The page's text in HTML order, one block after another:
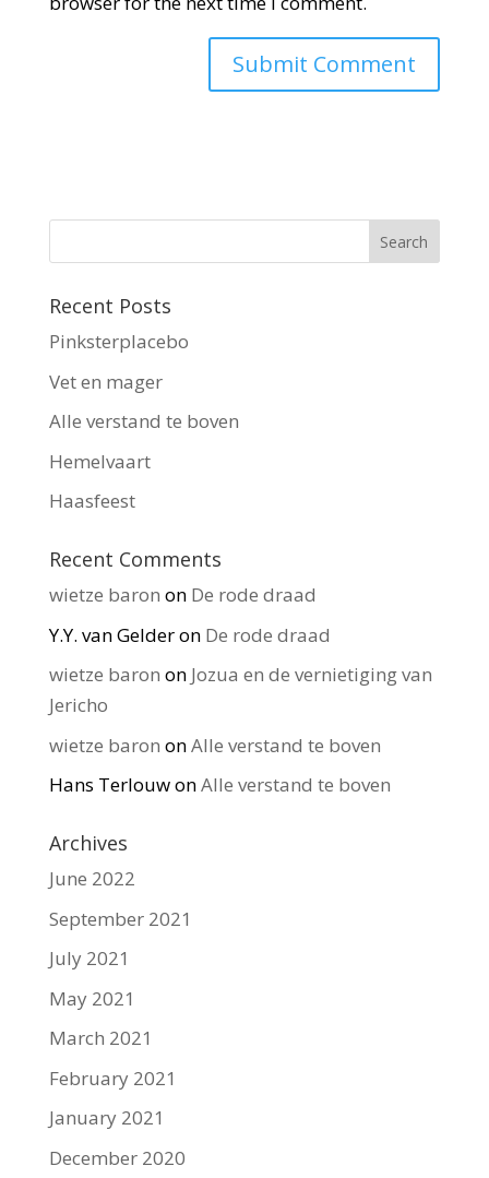
Recent Posts
Pinksterplacebo
Vet en mager
Alle verstand te boven
Hemelvaart
Haasfeest
Recent Comments
wietze baron on De rode draad
Y.Y. van Gelderon De rode draad
wietze baron on Jozua en de vernietiging van
Jericho
wietze baron onAlle verstand te boven
Hans TerlouwonAlle verstand te boven
Archives
June 2022
September 2021
July 2021
May 2021
March 2021
February 2021
January 2021
December 2020